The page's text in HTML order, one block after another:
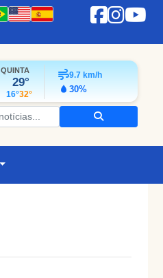
QUINTA
29°
16°32°
9.7 km/h
30%